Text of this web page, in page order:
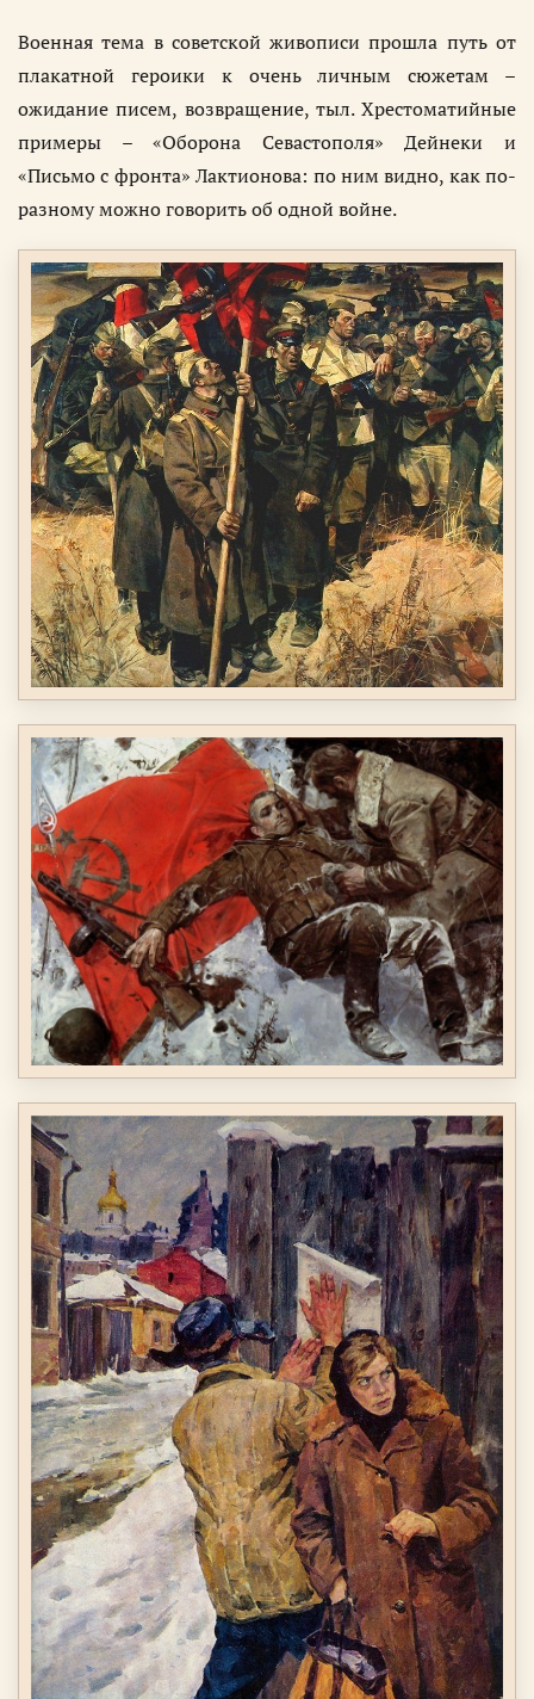
Военная тема в советской живописи прошла путь от
плакатной героики к очень личным сюжетам –
ожидание писем, возвращение, тыл. Хрестоматийные
примеры – «Оборона Севастополя» Дейнеки и
«Письмо с фронта» Лактионова: по ним видно, как по-
разному можно говорить об одной войне.